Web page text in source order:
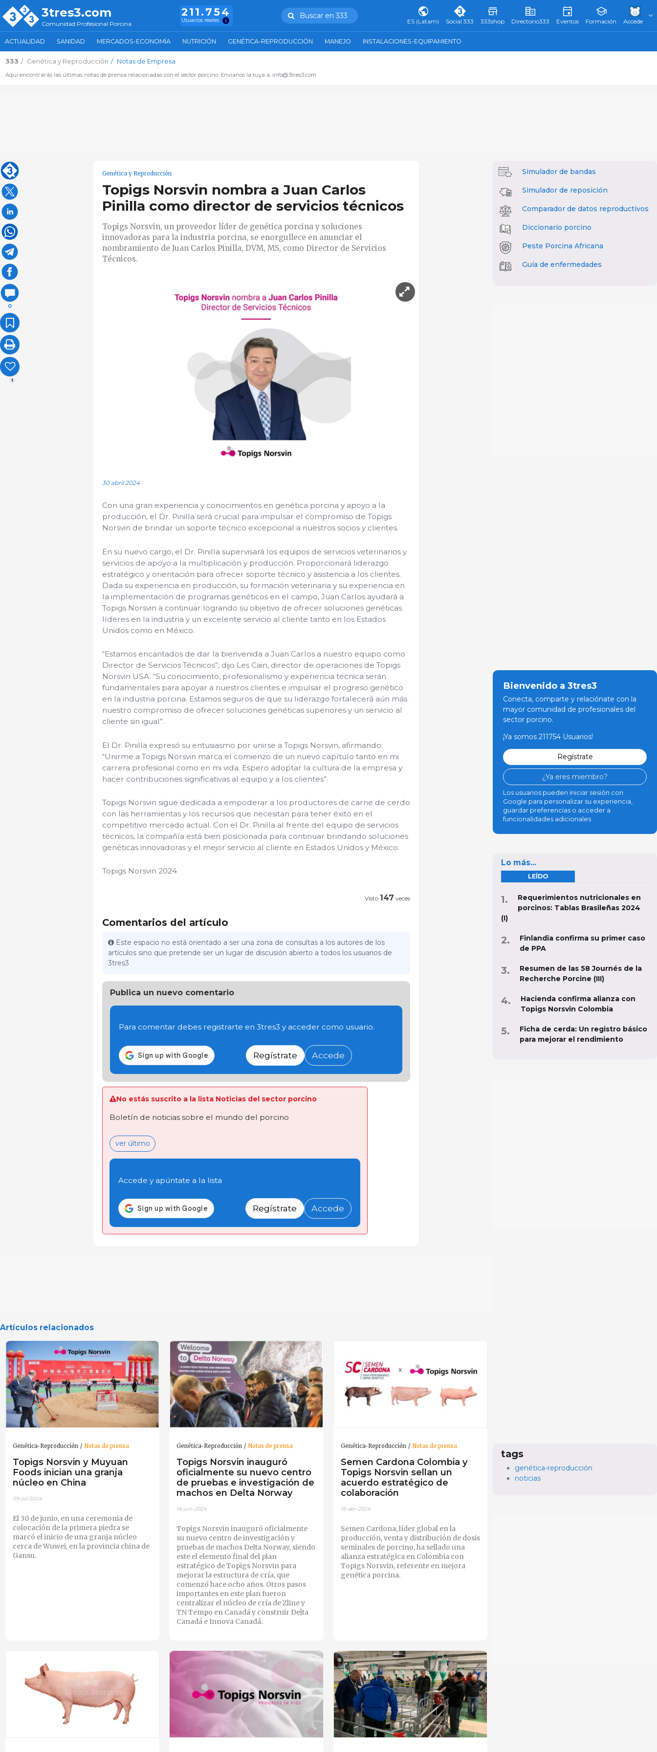
3tres3.com
Comunidad Profesional Porcina
211.754
Usuarios reales
Buscar en 333
ES (Latam) Social 333 333shop Directorio333 Eventos Formación Accede
ACTUALIDAD SANIDAD MERCADOS-ECONOMÍA NUTRICIÓN GENÉTICA-REPRODUCCIÓN MANEJO INSTALACIONES-EQUIPAMIENTO
333 Genética y Reproducción Notas de Empresa
Aquí encontrarás las últimas notas de prensa relacionadas con el sector porcino. Envianos la tuya a: info@3tres3.com
0
1
Genética y Reproducción
Topigs Norsvin nombra a Juan Carlos
Pinilla como director de servicios técnicos
Topigs Norsvin, un proveedor líder de genética porcina y soluciones
innovadoras para la industria porcina, se enorgullece en anunciar el
nombramiento de Juan Carlos Pinilla, DVM, MS, como Director de Servicios
Técnicos.
30 abril 2024
Con una gran experiencia y conocimientos en genética porcina y apoyo a la
producción, el Dr. Pinilla será crucial para impulsar el compromiso de Topigs
Norsvin de brindar un soporte técnico excepcional a nuestros socios y clientes.
En su nuevo cargo, el Dr. Pinilla supervisará los equipos de servicios veterinarios y
servicios de apoyo a la multiplicación y producción. Proporcionará liderazgo
estratégico y orientación para ofrecer soporte técnico y asistencia a los clientes.
Dada su experiencia en producción, su formación veterinaria y su experiencia en
la implementación de programas genéticos en el campo, Juan Carlos ayudará a
Topigs Norsvin a continuar logrando su objetivo de ofrecer soluciones genéticas
líderes en la industria y un excelente servicio al cliente tanto en los Estados
Unidos como en México.
“Estamos encantados de dar la bienvenida a Juan Carlos a nuestro equipo como
Director de Servicios Técnicos”, dijo Les Cain, director de operaciones de Topigs
Norsvin USA. “Su conocimiento, profesionalismo y experiencia técnica serán
fundamentales para apoyar a nuestros clientes e impulsar el progreso genético
en la industria porcina. Estamos seguros de que su liderazgo fortalecerá aún más
nuestro compromiso de ofrecer soluciones genéticas superiores y un servicio al
cliente sin igual”.
El Dr. Pinilla expresó su entusiasmo por unirse a Topigs Norsvin, afirmando:
“Unirme a Topigs Norsvin marca el comienzo de un nuevo capítulo tanto en mi
carrera profesional como en mi vida. Espero adoptar la cultura de la empresa y
hacer contribuciones significativas al equipo y a los clientes”.
Topigs Norsvin sigue dedicada a empoderar a los productores de carne de cerdo
con las herramientas y los recursos que necesitan para tener éxito en el
competitivo mercado actual. Con el Dr. Pinilla al frente del equipo de servicios
técnicos, la compañía está bien posicionada para continuar brindando soluciones
genéticas innovadoras y el mejor servicio al cliente en Estados Unidos y México.
Topigs Norsvin 2024
Visto 147 veces
Comentarios del artículo
Este espacio no está orientado a ser una zona de consultas a los autores de los
artículos sino que pretende ser un lugar de discusión abierto a todos los usuarios de
3tres3
Publica un nuevo comentario
Para comentar debes registrarte en 3tres3 y acceder como usuario.
Regístrate Accede
No estás suscrito a la lista Noticias del sector porcino
Boletín de noticias sobre el mundo del porcino
ver último
Accede y apúntate a la lista
Regístrate Accede
Artículos relacionados
Genética-Reproducción Notas de prensa
Topigs Norsvin y Muyuan
Foods inician una granja
núcleo en China
09-jul-2024
El 30 de junio, en una ceremonia de
colocación de la primera piedra se
marcó el inicio de una granja núcleo
cerca de Wuwei, en la provincia china de
Gansu.
Genética-Reproducción Notas de prensa
Topigs Norsvin inauguró
oficialmente su nuevo centro
de pruebas e investigación de
machos en Delta Norway
14-jun-2024
Topigs Norsvin inauguró oficialmente
su nuevo centro de investigación y
pruebas de machos Delta Norway, siendo
este el elemento final del plan
estratégico de Topigs Norsvin para
mejorar la estructura de cría, que
comenzó hace ocho años. Otros pasos
importantes en este plan fueron
centralizar el núcleo de cría de Zline y
TN Tempo en Canadá y construir Delta
Canadá e Innova Canadá.
Genética-Reproducción Notas de prensa
Semen Cardona Colombia y
Topigs Norsvin sellan un
acuerdo estratégico de
colaboración
15-abr-2024
Semen Cardona, líder global en la
producción, venta y distribución de dosis
seminales de porcino, ha sellado una
alianza estratégica en Colombia con
Topigs Norsvin, referente en mejora
genética porcina.
Simulador de bandas
Simulador de reposición
Comparador de datos reproductivos
Diccionario porcino
Peste Porcina Africana
Guía de enfermedades
Bienvenido a 3tres3
Conecta, comparte y relaciónate con la
mayor comunidad de profesionales del
sector porcino.
¡Ya somos 211754 Usuarios!
Regístrate
¿Ya eres miembro?
Los usuarios pueden iniciar sesión con
Google para personalizar su experiencia,
guardar preferencias o acceder a
funcionalidades adicionales
Lo más...
LEÍDO
Requerimientos nutricionales en
porcinos: Tablas Brasileñas 2024
(I)
Finlandia confirma su primer caso
de PPA
Resumen de las 58 Journés de la
Recherche Porcine (III)
Hacienda confirma alianza con
Topigs Norsvin Colombia
Ficha de cerda: Un registro básico
para mejorar el rendimiento
tags
genética-reproducción
noticias